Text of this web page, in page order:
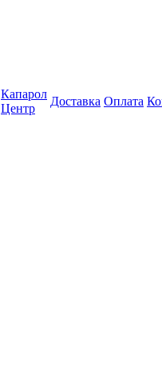
Капарол
Центр
Доставка Оплата